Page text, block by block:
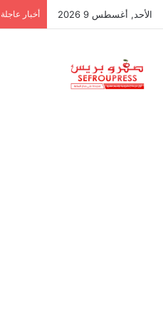
الأحد, أغسطس 9 2026 أخبار عاجلة